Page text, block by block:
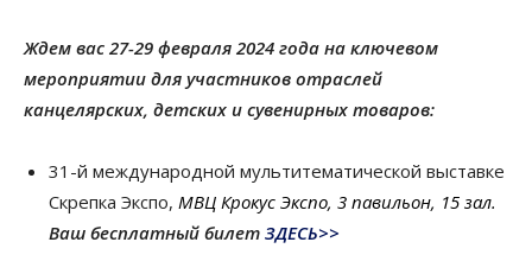
Ждем вас 27-29 февраля 2024 года на ключевом
мероприятии для участников отраслей
канцелярских, детских и сувенирных товаров:
31-й международной мультитематической выставке
Скрепка Экспо, МВЦ Крокус Экспо, 3 павильон, 15 зал.
Ваш бесплатный билет ЗДЕСЬ>>